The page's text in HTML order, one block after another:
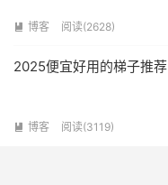
 博客 阅读(2628)
2025便宜好用的梯子推荐
 博客 阅读(3119)